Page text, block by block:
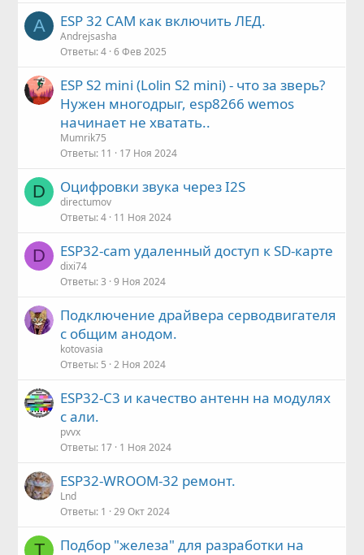
A ESP 32 CAM как включить ЛЕД.
Andrejsasha
Ответы 4 6 Фев 2025
ESP S2 mini (Lolin S2 mini) - что за зверь?
Нужен многодрыг, esp8266 wemos
начинает не хватать..
Mumrik75
Ответы 11 17 Ноя 2024
D Оцифровки звука через I2S
directumov
Ответы 4 11 Ноя 2024
D ESP32-cam удаленный доступ к SD-карте
dixi74
Ответы 3 9 Ноя 2024
Подключение драйвера серводвигателя
с общим анодом.
kotovasia
Ответы 5 2 Ноя 2024
ESP32-C3 и качество антенн на модулях
с али.
pvvx
Ответы 17 1 Ноя 2024
ESP32-WROOM-32 ремонт.
Lnd
Ответы 1 29 Окт 2024
T
Подбор "железа" для разработки на